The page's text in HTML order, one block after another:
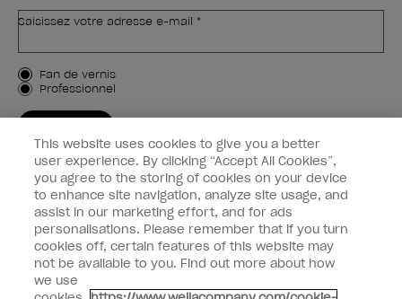
Saisissez votre adresse e-mail *
Type de client
Fan de vernis
Professionnel
Informations clients
Connectez-Vous
This website uses cookies to give you a better
user experience. By clicking “Accept All Cookies”,
you agree to the storing of cookies on your device
to enhance site navigation, analyze site usage, and
assist in our marketing effort, and for ads
personalisations. Please remember that if you turn
cookies off, certain features of this website may
not be available to you. Find out more about how
we use